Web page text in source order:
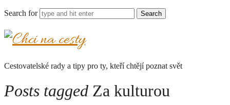
Search for
Chci
na
cesty
Cestovatelské rady a tipy pro ty, kteří chtějí poznat svět
Posts tagged Za kulturou